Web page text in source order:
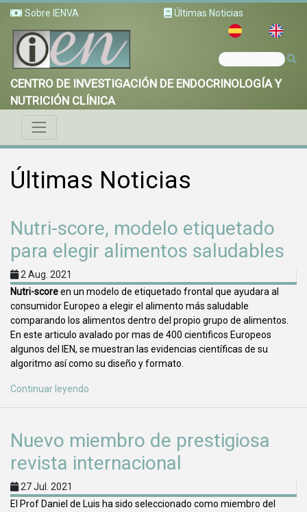
Sobre IENVA Últimas Noticias
CENTRO DE INVESTIGACIÓN DE ENDOCRINOLOGÍA Y
NUTRICIÓN CLÍNICA
Últimas Noticias
Nutri-score, modelo etiquetado
para elegir alimentos saludables
2 Aug. 2021
Nutri-scoreen un modelo de etiquetado frontal que ayudara al
consumidor Europeo a elegir el alimento más saludable
comparando los alimentos dentro del propio grupo de alimentos.
En este articulo avalado por mas de 400 cientificos Europeos
algunos del IEN, se muestran las evidencias científicas de su
algoritmo así como su diseño y formato.
Continuar leyendo
Nuevo miembro de prestigiosa
revista internacional
27 Jul. 2021
El Prof Daniel de Luis ha sido seleccionado como miembro del